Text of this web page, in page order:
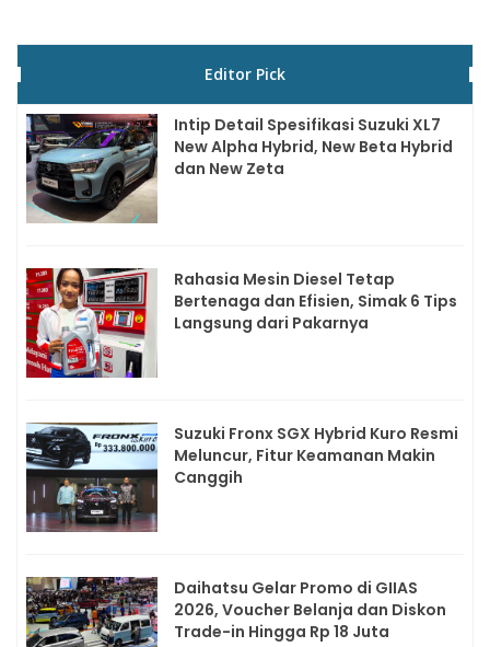
Editor Pick
Intip Detail Spesifikasi Suzuki XL7
New Alpha Hybrid, New Beta Hybrid
dan New Zeta
Rahasia Mesin Diesel Tetap
Bertenaga dan Efisien, Simak 6 Tips
Langsung dari Pakarnya
Suzuki Fronx SGX Hybrid Kuro Resmi
Meluncur, Fitur Keamanan Makin
Canggih
Daihatsu Gelar Promo di GIIAS
2026, Voucher Belanja dan Diskon
Trade-in Hingga Rp 18 Juta